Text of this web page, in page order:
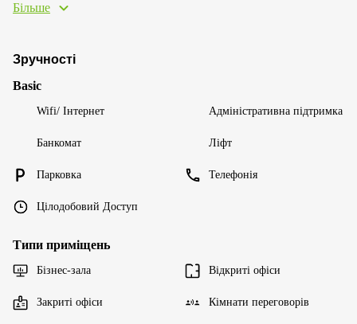
Більше
Зручності
Basic
Wifi/ Інтернет Адміністративна підтримка
Банкомат Ліфт
Парковка Телефонія
Цілодобовий Доступ
Типи приміщень
Бізнес-зала Відкриті офіси
Закриті офіси Кімнати переговорів